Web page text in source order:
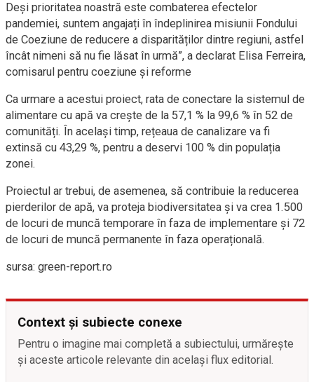
Deși prioritatea noastră este combaterea efectelor
pandemiei, suntem angajați în îndeplinirea misiunii Fondului
de Coeziune de reducere a disparităților dintre regiuni, astfel
încât nimeni să nu fie lăsat în urmă”, a declarat Elisa Ferreira,
comisarul pentru coeziune și reforme
Ca urmare a acestui proiect, rata de conectare la sistemul de
alimentare cu apă va crește de la 57,1 % la 99,6 % în 52 de
comunități. În același timp, rețeaua de canalizare va fi
extinsă cu 43,29 %, pentru a deservi 100 % din populația
zonei.
Proiectul ar trebui, de asemenea, să contribuie la reducerea
pierderilor de apă, va proteja biodiversitatea și va crea 1.500
de locuri de muncă temporare în faza de implementare și 72
de locuri de muncă permanente în faza operațională.
sursa: green-report.ro
Context și subiecte conexe
Pentru o imagine mai completă a subiectului, urmărește
și aceste articole relevante din același flux editorial.